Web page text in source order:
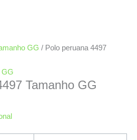
GG / Polo peruana 4497
GG
Tamanho GG